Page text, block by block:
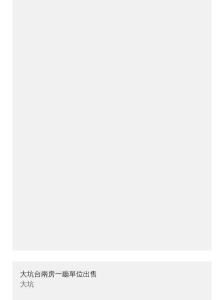
大坑台兩房一廳單位出售
大坑